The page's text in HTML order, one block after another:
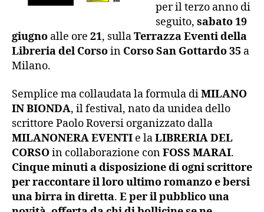
per il terzo anno di
seguito, sabato 19
giugno alle ore 21, sullaTerrazza Eventi della
Libreria del Corsoin Corso San Gottardo 35 a
Milano.
Semplice ma collaudata la formula diMILANO
IN BIONDA, il festival, nato da unidea dello
scrittore Paolo Roversi organizzato dalla
MILANONERA EVENTI e laLIBRERIA DEL
CORSOin collaborazione conFOSS MARAI.
Cinque minuti a disposizione di ogni scrittore
per raccontare il loro ultimo romanzo e bersi
una birra in diretta. E per il pubblico una